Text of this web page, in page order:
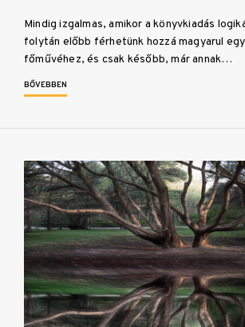
Mindig izgalmas, amikor a könyvkiadás
folytán előbb férhetünk hozzá magyarul
főművéhez, és csak később, már annak…
BŐVEBBEN